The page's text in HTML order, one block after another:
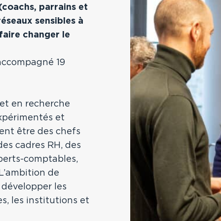
parrains et
sensibles à
changer le
19
en recherche
et
être des chefs
cadres RH, des
comptables,
de
les
les institutions et